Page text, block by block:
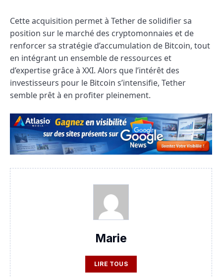
Cette acquisition permet à Tether de solidifier sa
position sur le marché des cryptomonnaies et de
renforcer sa stratégie d’accumulation de Bitcoin, tout
en intégrant un ensemble de ressources et
d’expertise grâce à XXI. Alors que l’intérêt des
investisseurs pour le Bitcoin s’intensifie, Tether
semble prêt à en profiter pleinement.
Marie
LIRE TOUS